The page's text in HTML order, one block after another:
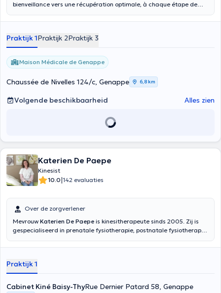
bienveillance vers une récupération optimale, à chaque étape de
Praktijk 1Praktijk 2Praktijk 3
Maison Médicale de Genappe
Chaussée de Nivelles 124/c, Genappe 6,8 km
Volgende beschikbaarheid Alles zien
Katerien De Paepe
Kinesist
10.0|142 evaluaties
Over de zorgverlener
Mevrouw Katerien De Paepe is kinesitherapeute sinds 2005. Zij is
gespecialiseerd in prenatale fysiotherapie, postnatale fysiotherapie
fysiotherapie in perineologie aan de UCL in 2008. Zij heet u welkom
en maak een afspraak!
Praktijk 1
Cabinet Kiné Baisy-ThyRue Dernier Patard 58, Genappe